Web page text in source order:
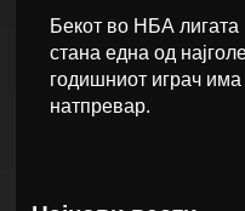
Бекот во НБА лигата
стана една од
годишниот играч
натпревар.